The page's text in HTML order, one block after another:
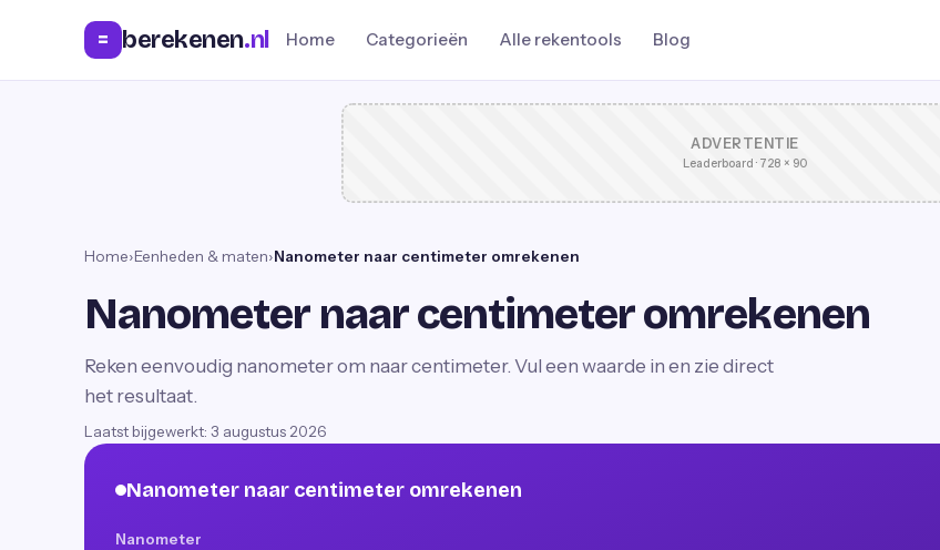
= berekenen.nl Home Categorieën Alle rekentools Blog
ADVERTENTIE
Leaderboard · 728 × 90
Home›Eenheden & maten›Nanometer naar centimeter omrekenen
Nanometer naar centimeter omrekenen
Reken eenvoudig nanometer om naar centimeter. Vul een waarde in en zie direct
het resultaat.
Laatst bijgewerkt: 3 augustus 2026
Nanometer naar centimeter omrekenen
Nanometer